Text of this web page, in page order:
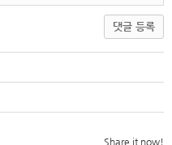
댓글 등록
Share it now!